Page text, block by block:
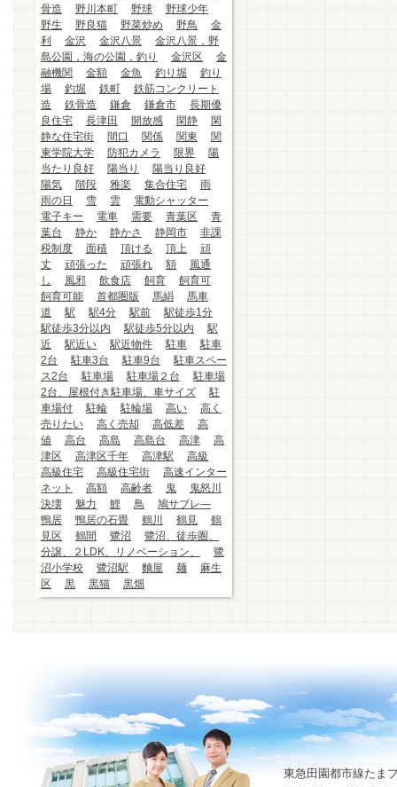
骨造
野川本町 野球
野球少年
野生
野良猫 野菜炒め 野鳥
金
利
金沢 金沢八景
金沢八景，野
島公園，海の公園，釣り
金沢区
金
融機関
金額 金魚 釣り堀
釣り
場
釣堀 鉄町
鉄筋コンクリート
造
鉄骨造 鎌倉 鎌倉市
長期優
良住宅
長津田 開放感 閑静
閑
静な住宅街
間口 関係 関東
関
東学院大学
防犯カメラ 限界
陽
当たり良好
陽当り
陽当り良好
陽気
階段 雅楽 集合住宅
雨
雨の日
雪 雲
電動シャッター
電子キー
電車 需要 青葉区
青
葉台
静か 静かさ 静岡市
非課
税制度
面積 頂ける 頂上
頑
丈
頑張った 頑張れ 額
風通
し
風邪 飲食店 飼育
飼育可
飼育可能
首都圏版 馬絹
馬車
道
駅 駅4分 駅前
駅徒歩1分
駅徒歩3分以内
駅徒歩5分以内
駅
近
駅近い 駅近物件 駐車
駐車
2台
駐車3台 駐車9台
駐車スペー
ス2台
駐車場 駐車場２台
駐車場
2台、屋根付き駐車場、車サイズ
駐
車場付
駐輪 駐輪場 高い
高く
売りたい
高く売却 高低差
高
値
高台 高島 高島台 高津
高
津区
高津区千年 高津駅
高級
高級住宅
高級住宅街
高速インター
ネット
高額 高齢者 鬼
鬼怒川
決壊
魅力 鯉 鳥
鳩サブレ―
鴨居
鴨居の石畳 鶴川 鶴見
鶴
見区
鶴間 鷺沼
鷺沼、徒歩圏、
分譲、２LDK、リノベーション、
鷺
沼小学校
鷺沼駅 麵屋 麺
麻生
区
黒 黒猫 黒畑
東急田園都市線たま